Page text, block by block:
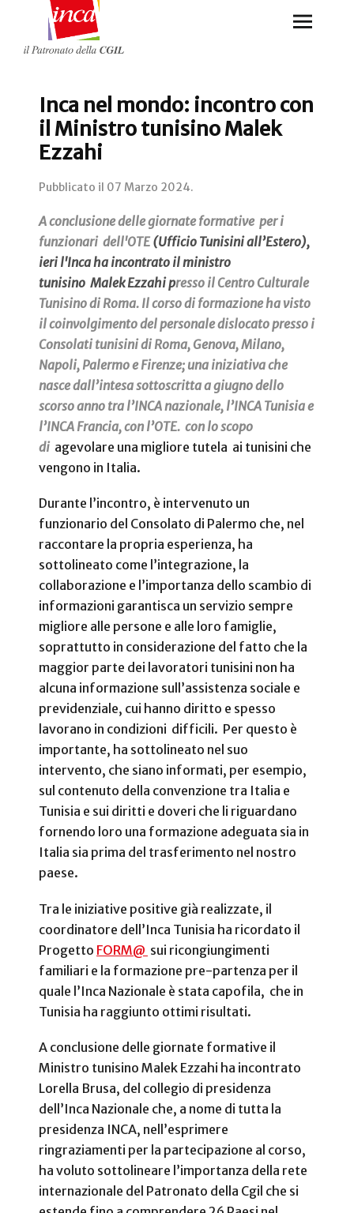
Inca nel mondo: incontro con
il Ministro tunisino Malek
Ezzahi
Pubblicato il 07 Marzo 2024.
A conclusione delle giornate formative per i
funzionari dell'OTE (Ufficio Tunisini all’Estero),
ieri l'Inca ha incontrato il ministro
tunisino Malek Ezzahi presso il Centro Culturale
Tunisino di Roma. Il corso di formazione ha visto
il coinvolgimento del personale dislocato presso i
Consolati tunisini di Roma, Genova, Milano,
Napoli, Palermo e Firenze; una iniziativa che
nasce dall’intesa sottoscritta a giugno dello
scorso anno tra l’INCA nazionale, l’INCA Tunisia e
l’INCA Francia, con l’OTE. con lo scopo
di agevolare una migliore tutela ai tunisini che
vengono in Italia.
Durante l’incontro, è intervenuto un
funzionario del Consolato di Palermo che, nel
raccontare la propria esperienza, ha
sottolineato come l’integrazione, la
collaborazione e l’importanza dello scambio di
informazioni garantisca un servizio sempre
migliore alle persone e alle loro famiglie,
soprattutto in considerazione del fatto che la
maggior parte dei lavoratori tunisini non ha
alcuna informazione sull’assistenza sociale e
previdenziale, cui hanno diritto e spesso
lavorano in condizioni difficili. Per questo è
importante, ha sottolineato nel suo
intervento, che siano informati, per esempio,
sul contenuto della convenzione tra Italia e
Tunisia e sui diritti e doveri che li riguardano
fornendo loro una formazione adeguata sia in
Italia sia prima del trasferimento nel nostro
paese.
Tra le iniziative positive già realizzate, il
coordinatore dell’Inca Tunisia ha ricordato il
Progetto FORM@ sui ricongiungimenti
familiari e la formazione pre-partenza per il
quale l’Inca Nazionale è stata capofila, che in
Tunisia ha raggiunto ottimi risultati.
A conclusione delle giornate formative il
Ministro tunisino Malek Ezzahi ha incontrato
Lorella Brusa, del collegio di presidenza
dell’Inca Nazionale che, a nome di tutta la
presidenza INCA, nell’esprimere
ringraziamenti per la partecipazione al corso,
ha voluto sottolineare l’importanza della rete
internazionale del Patronato della Cgil che si